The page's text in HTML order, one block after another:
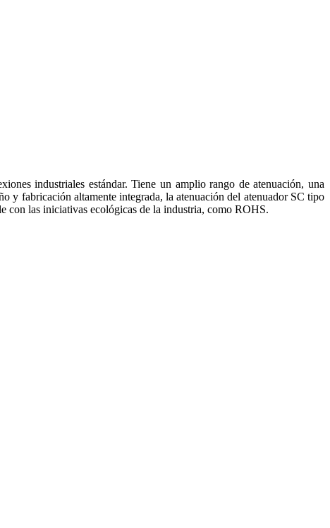
industriales estándar. Tiene un amplio rango de atenuación, una
y fabricación altamente integrada, la atenuación del atenuador SC tipo
con las iniciativas ecológicas de la industria, como ROHS.